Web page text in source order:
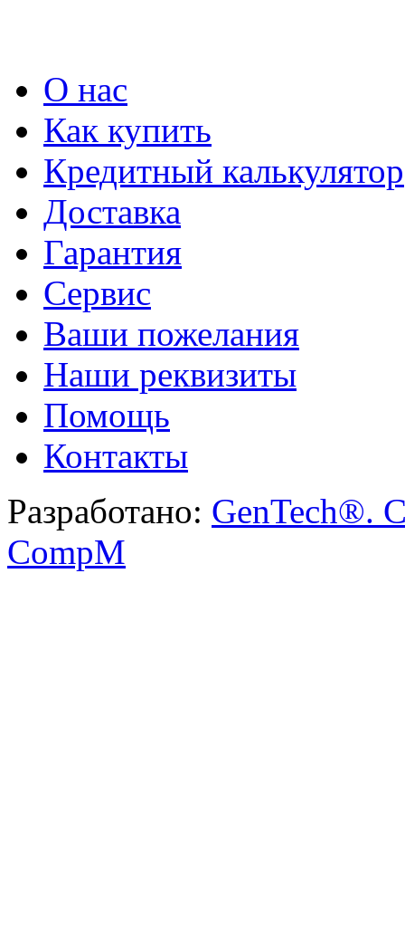
О нас
Как купить
Кредитный калькулятор
Доставка
Гарантия
Сервис
Ваши пожелания
Наши реквизиты
Помощь
Контакты
Разработано: GenTech®.
CompM